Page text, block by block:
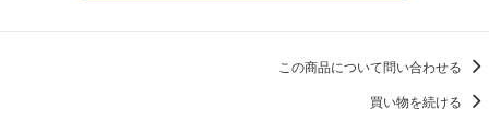
この商品について問い合わせる
買い物を続ける